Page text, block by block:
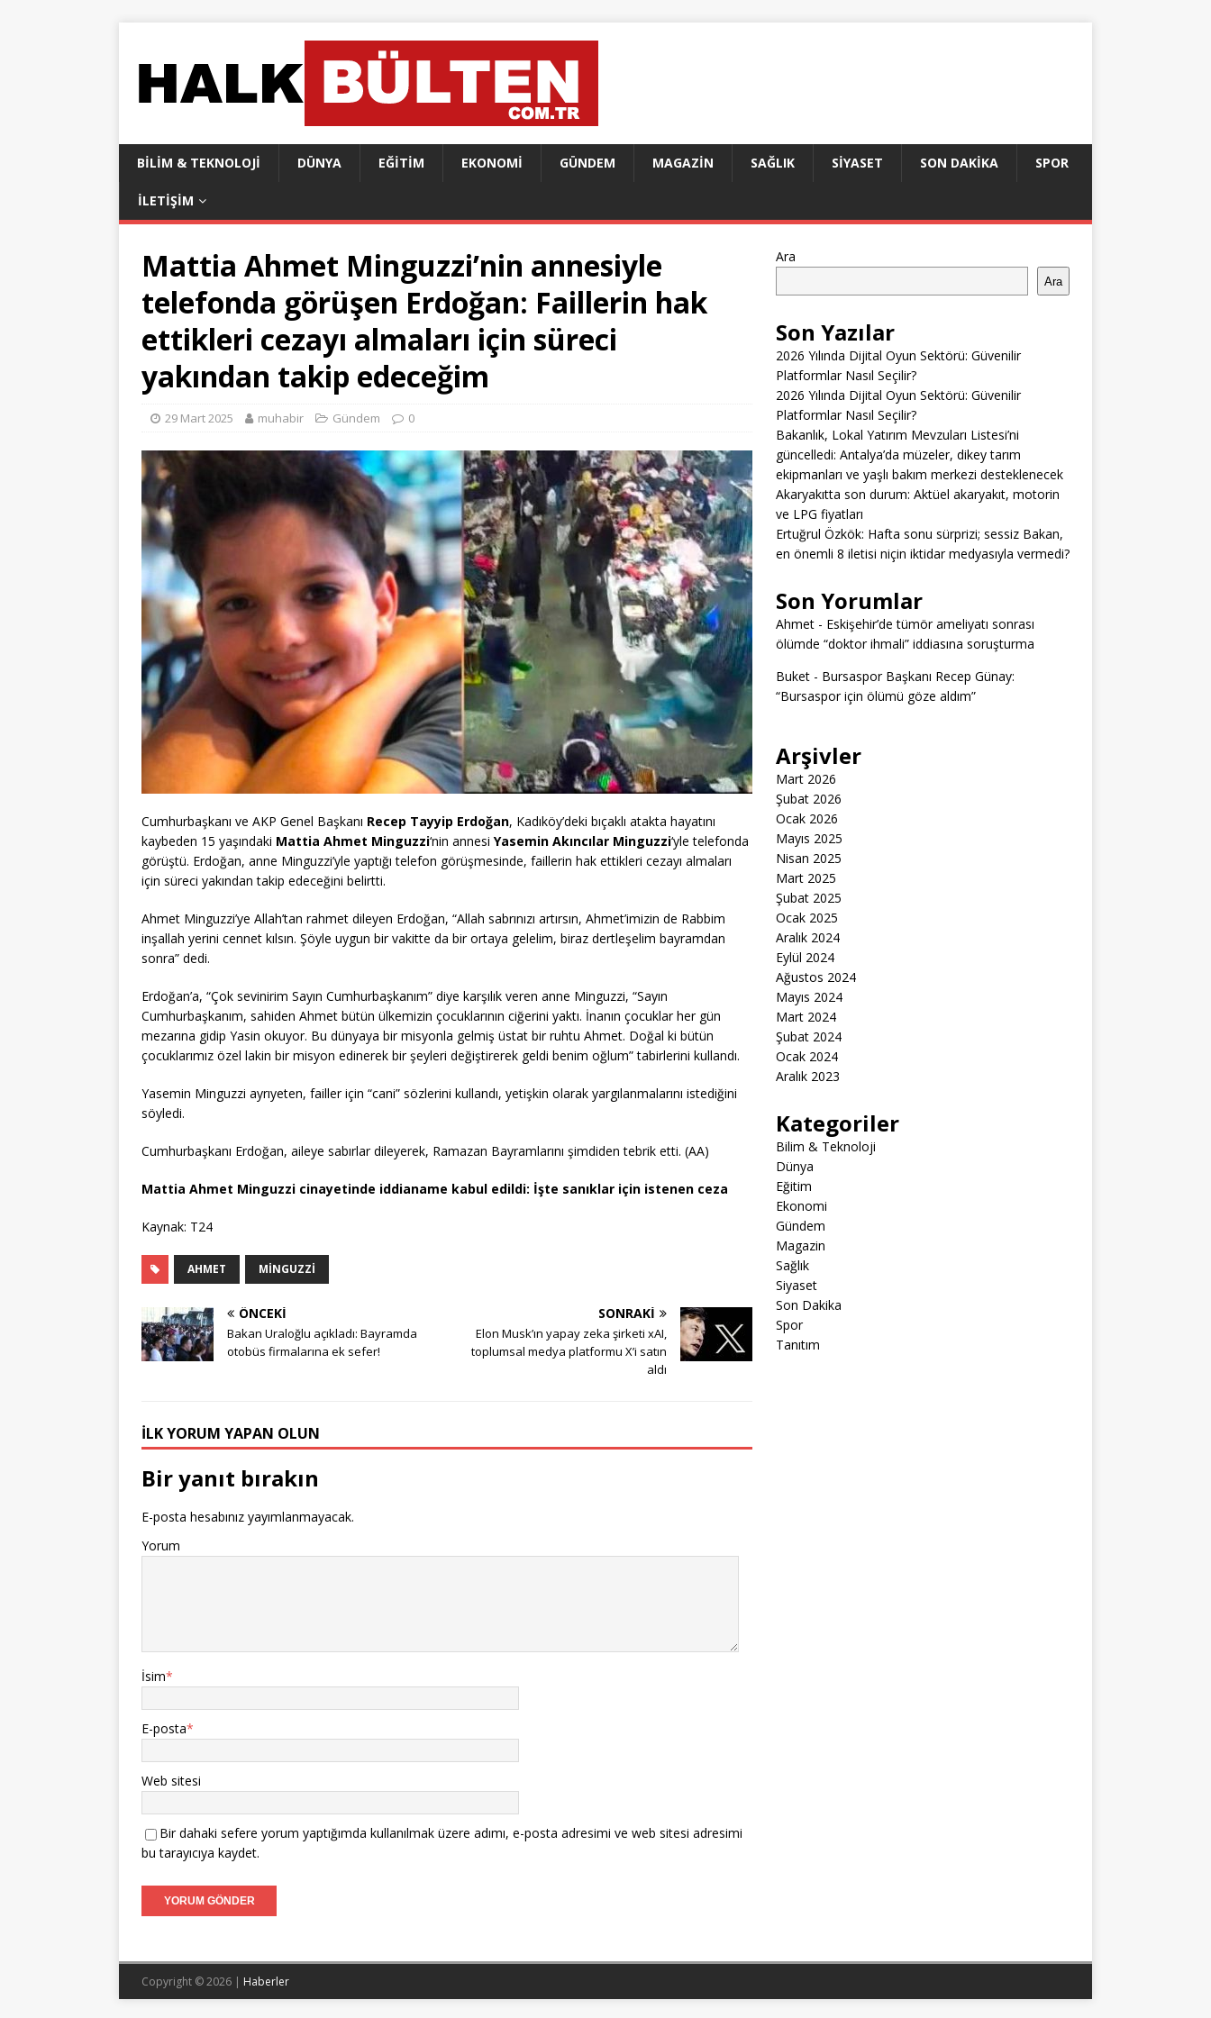
BILIM & TEKNOLOJI DÜNYA EĞITIM EKONOMI GÜNDEM MAGAZIN SAĞLIK SIYASET SON DAKIKA SPOR
İLETIŞIM
Mattia Ahmet Minguzzi’nin annesiyle
telefonda görüşen Erdoğan: Faillerin hak
ettikleri cezayı almaları için süreci
yakından takip edeceğim
29 Mart 2025 muhabir Gündem 0
Cumhurbaşkanı ve AKP Genel Başkanı Recep Tayyip Erdoğan, Kadıköy’deki bıçaklı atakta hayatını
kaybeden 15 yaşındaki Mattia Ahmet Minguzzi‘nin annesi Yasemin Akıncılar Minguzzi‘yle telefonda
görüştü. Erdoğan, anne Minguzzi’yle yaptığı telefon görüşmesinde, faillerin hak ettikleri cezayı almaları
için süreci yakından takip edeceğini belirtti.
Ahmet Minguzzi’ye Allah’tan rahmet dileyen Erdoğan, “Allah sabrınızı artırsın, Ahmet’imizin de Rabbim
inşallah yerini cennet kılsın. Şöyle uygun bir vakitte da bir ortaya gelelim, biraz dertleşelim bayramdan
sonra” dedi.
Erdoğan’a, “Çok sevinirim Sayın Cumhurbaşkanım” diye karşılık veren anne Minguzzi, “Sayın
Cumhurbaşkanım, sahiden Ahmet bütün ülkemizin çocuklarının ciğerini yaktı. İnanın çocuklar her gün
mezarına gidip Yasin okuyor. Bu dünyaya bir misyonla gelmiş üstat bir ruhtu Ahmet. Doğal ki bütün
çocuklarımız özel lakin bir misyon edinerek bir şeyleri değiştirerek geldi benim oğlum” tabirlerini kullandı.
Yasemin Minguzzi ayrıyeten, failler için “cani” sözlerini kullandı, yetişkin olarak yargılanmalarını istediğini
söyledi.
Cumhurbaşkanı Erdoğan, aileye sabırlar dileyerek, Ramazan Bayramlarını şimdiden tebrik etti. (AA)
Mattia Ahmet Minguzzi cinayetinde iddianame kabul edildi: İşte sanıklar için istenen ceza
Kaynak: T24
AHMET MINGUZZI
ÖNCEKI
Bakan Uraloğlu açıkladı: Bayramda
otobüs firmalarına ek sefer!
SONRAKI
Elon Musk’ın yapay zeka şirketi xAI,
toplumsal medya platformu X’i satın
aldı
İLK YORUM YAPAN OLUN
Bir yanıt bırakın
E-posta hesabınız yayımlanmayacak.
Yorum
İsim*
E-posta*
Web sitesi
Bir dahaki sefere yorum yaptığımda kullanılmak üzere adımı, e-posta adresimi ve web sitesi adresimi
bu tarayıcıya kaydet.
Ara
Ara
Son Yazılar
2026 Yılında Dijital Oyun Sektörü: Güvenilir
Platformlar Nasıl Seçilir?
2026 Yılında Dijital Oyun Sektörü: Güvenilir
Platformlar Nasıl Seçilir?
Bakanlık, Lokal Yatırım Mevzuları Listesi’ni
güncelledi: Antalya’da müzeler, dikey tarım
ekipmanları ve yaşlı bakım merkezi desteklenecek
Akaryakıtta son durum: Aktüel akaryakıt, motorin
ve LPG fiyatları
Ertuğrul Özkök: Hafta sonu sürprizi; sessiz Bakan,
en önemli 8 iletisi niçin iktidar medyasıyla vermedi?
Son Yorumlar
Ahmet- Eskişehir’de tümör ameliyatı sonrası
ölümde “doktor ihmali” iddiasına soruşturma
Buket- Bursaspor Başkanı Recep Günay:
“Bursaspor için ölümü göze aldım”
Arşivler
Mart 2026
Şubat 2026
Ocak 2026
Mayıs 2025
Nisan 2025
Mart 2025
Şubat 2025
Ocak 2025
Aralık 2024
Eylül 2024
Ağustos 2024
Mayıs 2024
Mart 2024
Şubat 2024
Ocak 2024
Aralık 2023
Kategoriler
Bilim & Teknoloji
Dünya
Eğitim
Ekonomi
Gündem
Magazin
Sağlık
Siyaset
Son Dakika
Spor
Tanıtım
Copyright © 2026 | Haberler